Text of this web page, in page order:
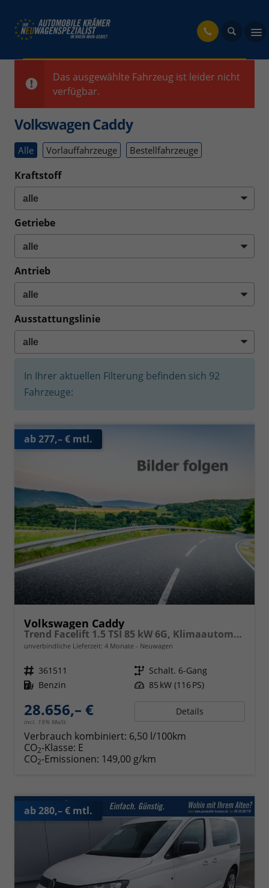
Das ausgewählte Fahrzeug ist leider nicht
verfügbar.
Volkswagen Caddy
Alle Vorlauffahrzeuge Bestellfahrzeuge
Kraftstoff
Getriebe
Antrieb
Ausstattungslinie
In Ihrer aktuellen Filterung befinden sich 92
Fahrzeuge:
ab 277,– € mtl.
Volkswagen Caddy
Trend Facelift 1.5 TSI 85 kW 6G, Klimaautomatik, 5 Sitze, Zuziehhilfe Schiebetüren + Heckklappe, PDC v+h, ACC, Side Assist Blind Spot, Ausparkhilfe, Ausstiegswarner, Digital Cockpit PRO, Radioanlage Navigationsvorbereituing,, Mittearmlehne verstellbar
unverbindliche Lieferzeit: 4 Monate Neuwagen
Fahrzeugnr. 361511 Getriebe Schalt. 6-Gang
Kraftstoff Benzin Leistung 85 kW (116 PS)
28.656,– €
incl. 19% MwSt.
Details
Verbrauch kombiniert: 6,50 l/100km
CO2-Klasse: E
CO2-Emissionen: 149,00 g/km
ab 280,– € mtl.